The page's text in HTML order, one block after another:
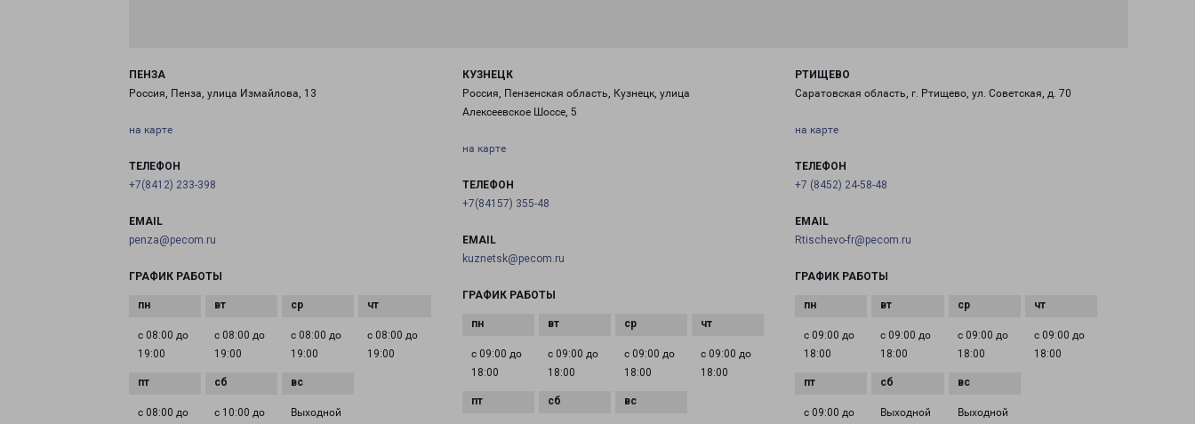
ПЕНЗА
Россия, Пенза, улица Измайлова, 13
на карте
ТЕЛЕФОН
+7(8412) 233-398
EMAIL
penza@pecom.ru
ГРАФИК РАБОТЫ
с 08:00 до
19:00
с 08:00 до
19:00
с 08:00 до
19:00
с 08:00 до
19:00
с 08:00 до
с 10:00 до
Выходной
КУЗНЕЦК
Россия, Пензенская область, Кузнецк, улица
Алексеевское Шоссе, 5
на карте
ТЕЛЕФОН
+7(84157) 355-48
EMAIL
kuznetsk@pecom.ru
ГРАФИК РАБОТЫ
с 09:00 до
18:00
с 09:00 до
18:00
с 09:00 до
18:00
с 09:00 до
18:00
РТИЩЕВО
Саратовская область, г. Ртищево, ул. Советская, д. 70
на карте
ТЕЛЕФОН
+7 (8452) 24-58-48
EMAIL
Rtischevo-fr@pecom.ru
ГРАФИК РАБОТЫ
с 09:00 до
18:00
с 09:00 до
18:00
с 09:00 до
18:00
с 09:00 до
18:00
с 09:00 до
Выходной Выходной